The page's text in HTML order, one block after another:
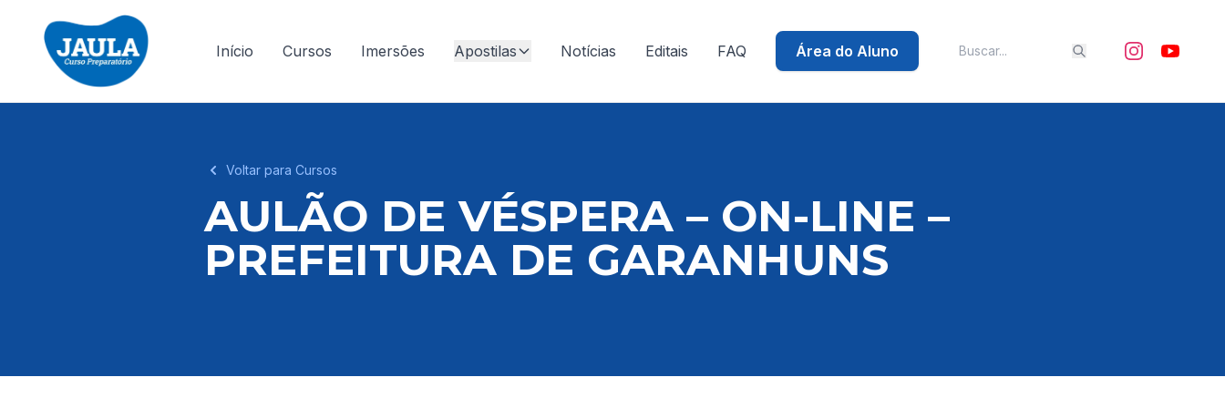
Início Cursos Imersões Apostilas Notícias Editais FAQ Área do Aluno
Voltar para Cursos
AULÃO DE VÉSPERA – ON-LINE –
PREFEITURA DE GARANHUNS